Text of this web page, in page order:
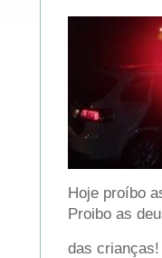
Hoje proíbo
Proibo as
das